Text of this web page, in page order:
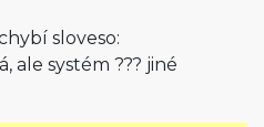
sloveso:
ale systém ??? jiné